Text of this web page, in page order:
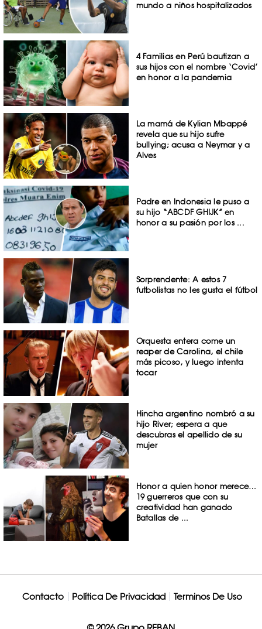
mundo a niños hospitalizados
4 Familias en Perú bautizan a
sus hijos con el nombre ‘Covid’
en honor a la pandemia
La mamá de Kylian Mbappé
revela que su hijo sufre
bullying; acusa a Neymar y a
Alves
Padre en Indonesia le puso a
su hijo “ABCDF GHIJK” en
honor a su pasión por los ...
Sorprendente: A estos 7
futbolistas no les gusta el fútbol
Orquesta entera come un
reaper de Carolina, el chile
más picoso, y luego intenta
tocar
Hincha argentino nombró a su
hijo River; espera a que
descubras el apellido de su
mujer
Honor a quien honor merece…
19 guerreros que con su
creatividad han ganado
Batallas de ...
Contacto Política De Privacidad Terminos De Uso